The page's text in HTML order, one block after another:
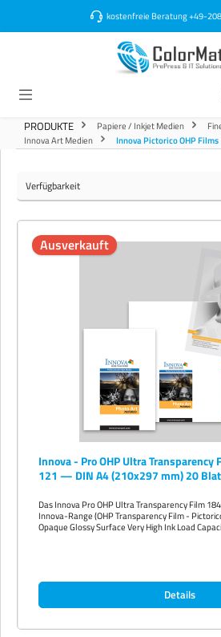
kostenfreie Beratung+49-
PRODUKTE Papiere / Inkjet Medien
Innova Art Medien
Innova Pictorico OHP Films
Ausverkauft
Innova - Pro OHP Ultra Transparency
121 — DIN A4 (210x297 mm) 20
Das Innova Pro OHP Ultra Transparency Film
Innova-Range (OHP Transparency Film - Pictorico®).
Opaque Glossy Surface Very High Ink Load
(1118 mm) 20m
Details